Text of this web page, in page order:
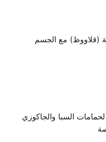
مانعة للدوامة 1.5 بوصة (قلاووظ) مع الجسم
السبا والجاكوزي